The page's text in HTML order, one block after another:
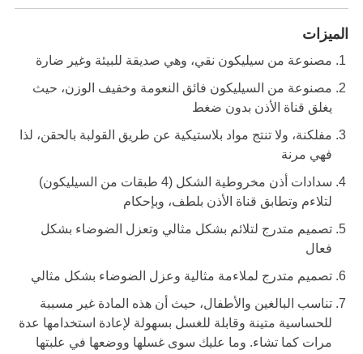
الميزات
مصنوعة من سيليكون نقي، وهي صديقة للبيئة وغير ضارة
مصنوعة من السيليكون فائق النعومة وخفيف الوزن، حيث
يغلق قناة الأذن بدون ضغط
مفلكنة، ولا تنتج مواد بلاستيكية عن طريق القولبة بالحقن، لذا
فهي مرنة
سدادات أذن مخروطية الشكل (4 طبقات من السيليكون)
لتلاءم وتطابق قناة الأذن بلطف، وبإحكام
تصميم متدرج لتلائم بشكل مثالي وتعزل الضوضاء بشكل
فعال
تصميم متدرج لملاءمة مثالية وعزل الضوضاء بشكل مثالي
تناسب البالغين والأطفال، حيث أن هذه المادة غير مسببة
للحساسية متينة وقابلة للغسل بسهولة لإعادة استخدامها عدة
مرات كما تشاء. وما عليك سوى غسلها ووضعها في علبتها